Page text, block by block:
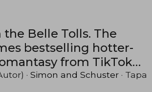
Belle Tolls. The
bestselling hotter-
from TikTok
Lynn
· Simon and Schuster · Tapa